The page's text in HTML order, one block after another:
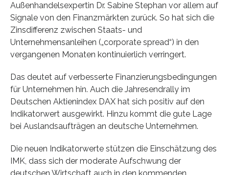
Außenhandelsexpertin Dr. Sabine Stephan vor allem auf
Signale von den Finanzmärkten zurück. So hat sich die
Zinsdifferenz zwischen Staats- und
Unternehmensanleihen („corporate spread“) in den
vergangenen Monaten kontinuierlich verringert.
Das deutet auf verbesserte Finanzierungsbedingungen
für Unternehmen hin. Auch die Jahresendrally im
Deutschen Aktienindex DAX hat sich positiv auf den
Indikatorwert ausgewirkt. Hinzu kommt die gute Lage
bei Auslandsaufträgen an deutsche Unternehmen.
Die neuen Indikatorwerte stützen die Einschätzung des
IMK, dass sich der moderate Aufschwung der